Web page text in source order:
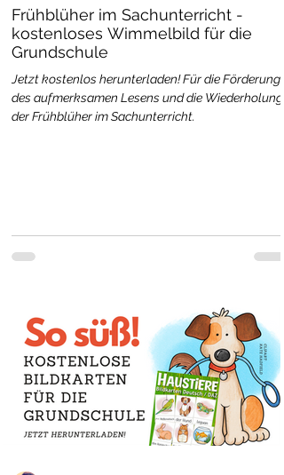
Frühblüher im Sachunterricht -
kostenloses Wimmelbild für die
Grundschule
Jetzt kostenlos herunterladen! Für die Förderung
des aufmerksamen Lesens und die Wiederholung
der Frühblüher im Sachunterricht.